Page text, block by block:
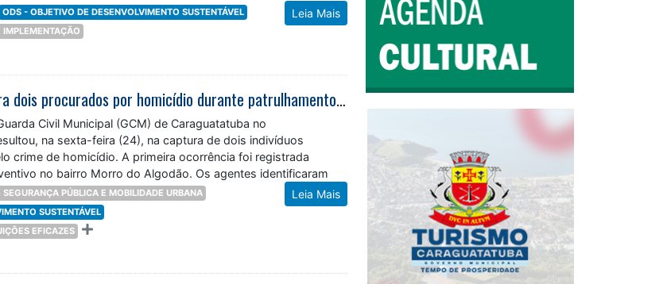
Leia Mais
ODS - OBJETIVO DE DESENVOLVIMENTO SUSTENTÁVEL
IMPLEMENTAÇÃO
Guarda Municipal captura dois procurados por homicídio durante patrulhamento ostensivo no Morro do Algodão
Civil Municipal (GCM) de Caraguatatuba no
na sexta-feira (24), na captura de dois indivíduos
crime de homicídio. A primeira ocorrência foi registrada
no bairro Morro do Algodão. Os agentes identificaram
frente
Leia Mais
SEGURANÇA PÚBLICA E MOBILIDADE URBANA
SUSTENTÁVEL
EFICAZES